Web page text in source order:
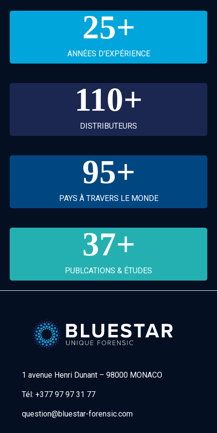
25+
ANNÉES D'EXPÉRIENCE
110+
DISTRIBUTEURS
95+
PAYS À TRAVERS LE MONDE
37+
PUBLCATIONS & ÉTUDES
1 avenue Henri Dunant – 98000 MONACO
Tél: +377 97 97 31 77
question@bluestar-forensic.com